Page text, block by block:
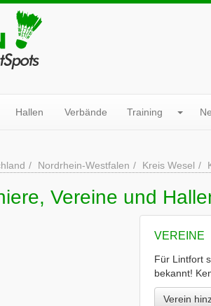
Hallen Verbände Training
Nordrhein-Westfalen Kreis Wesel
Vereine und
VEREINE
Für Lintfort
bekannt!
Verein